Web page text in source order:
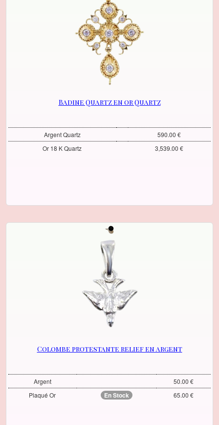
Badine Quartz en or Quartz
Argent Quartz
590.00 €
Or 18 K Quartz
3,539.00 €
Colombe protestante relief en argent
Argent
50.00 €
Plaqué Or
En Stock 65.00 €